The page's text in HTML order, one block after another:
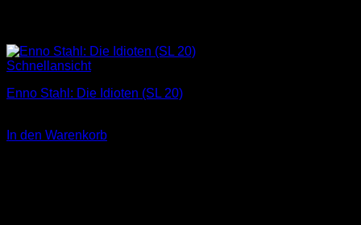
Schnellansicht
Enno Stahl: Die Idioten (SL 20)
In den Warenkorb